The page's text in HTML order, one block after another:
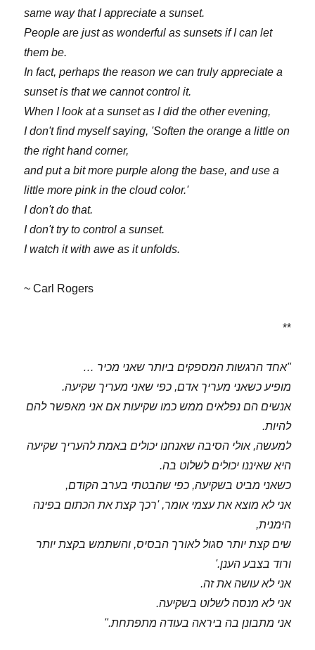
same way that I appreciate a sunset.
People are just as wonderful as sunsets if I can let
them be.
In fact, perhaps the reason we can truly appreciate a
sunset is that we cannot control it.
When I look at a sunset as I did the other evening,
I don't find myself saying, 'Soften the orange a little on
the right hand corner,
and put a bit more purple along the base, and use a
little more pink in the cloud color.'
I don't do that.
I don't try to control a sunset.
I watch it with awe as it unfolds.
~ Carl Rogers
**
"אחד הרגשות המספקים ביותר שאני מכיר …
מופיע כשאני מעריך אדם, כפי שאני מעריך שקיעה.
אנשים הם נפלאים ממש כמו שקיעות אם אני מאפשר להם
להיות.
למעשה, אולי הסיבה שאנחנו יכולים באמת להעריך שקיעה
היא שאיננו יכולים לשלוט בה.
כשאני מביט בשקיעה, כפי שהבטתי בערב הקודם,
אני לא מוצא את עצמי אומר, 'רכך קצת את הכתום בפינה
הימנית,
שים קצת יותר סגול לאורך הבסיס, והשתמש בקצת יותר
ורוד בצבע הענן.'
אני לא עושה את זה.
אני לא מנסה לשלוט בשקיעה.
אני מתבונן בה ביראה בעודה מתפתחת."